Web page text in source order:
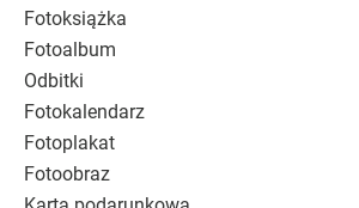
Fotoksiążka
Fotoalbum
Odbitki
Fotokalendarz
Fotoplakat
Fotoobraz